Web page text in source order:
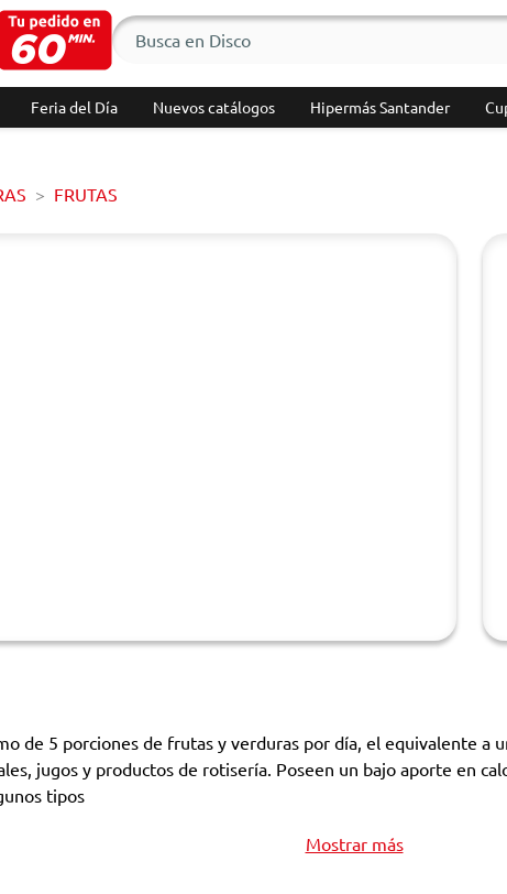
Feria del Día Nuevos catálogos Hipermás Santander
FRUTAS
de 5 porciones de frutas y verduras por día, el equivalente
jugos y productos de rotisería. Poseen un bajo aporte en
tipos
Mostrar más